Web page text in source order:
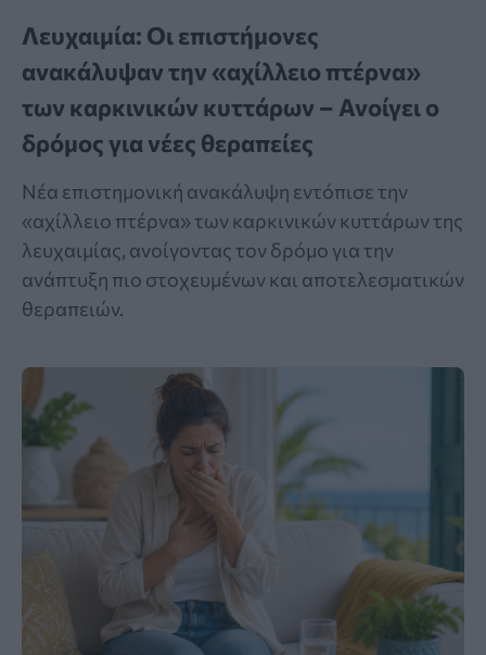
Λευχαιμία: Οι επιστήμονες
ανακάλυψαν την «αχίλλειο πτέρνα»
των καρκινικών κυττάρων – Ανοίγει ο
δρόμος για νέες θεραπείες
Νέα επιστημονική ανακάλυψη εντόπισε την
«αχίλλειο πτέρνα» των καρκινικών κυττάρων της
λευχαιμίας, ανοίγοντας τον δρόμο για την
ανάπτυξη πιο στοχευμένων και αποτελεσματικών
θεραπειών.